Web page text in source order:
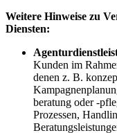
Weitere Hinweise zu
Diensten:
Kunden im
denen z. B.
beratung oder -
Prozessen,